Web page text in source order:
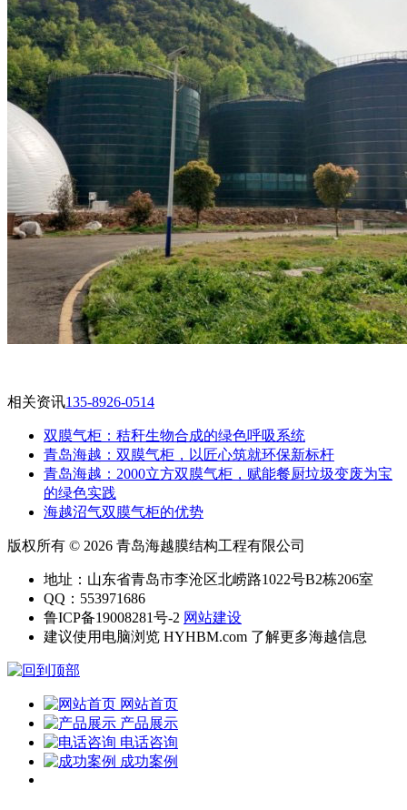
相关资讯135-8926-0514
双膜气柜：秸秆生物合成的绿色呼吸系统
青岛海越：双膜气柜，以匠心筑就环保新标杆
‌青岛海越：2000立方双膜气柜，赋能餐厨垃圾变废为宝
的绿色实践
海越沼气双膜气柜的优势
版权所有 © 2026 青岛海越膜结构工程有限公司
地址：山东省青岛市李沧区北崂路1022号B2栋206室
QQ：553971686
鲁ICP备19008281号-2 网站建设
建议使用电脑浏览 HYHBM.com 了解更多海越信息
网站首页
产品展示
电话咨询
成功案例